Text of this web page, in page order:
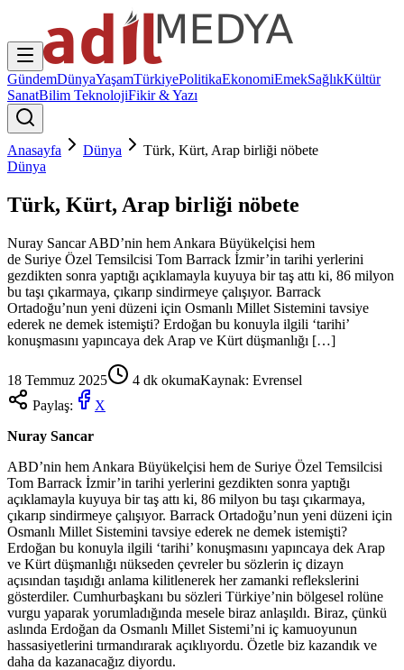
GündemDünyaYaşamTürkiyePolitikaEkonomiEmekSağlıkKültür
SanatBilim TeknolojiFikir & Yazı
Anasayfa Dünya
Türk, Kürt, Arap birliği nöbete
Dünya
Türk, Kürt, Arap birliği nöbete
Nuray Sancar ABD’nin hem Ankara Büyükelçisi hem
de Suriye Özel Temsilcisi Tom Barrack İzmir’in tarihi yerlerini
gezdikten sonra yaptığı açıklamayla kuyuya bir taş attı ki, 86 milyon
bu taşı çıkarmaya, çıkarıp sindirmeye çalışıyor. Barrack
Ortadoğu’nun yeni düzeni için Osmanlı Millet Sistemini tavsiye
ederek ne demek istemişti? Erdoğan bu konuyla ilgili ‘tarihi’
konuşmasını yapıncaya dek Arap ve Kürt düşmanlığı […]
18 Temmuz 2025 4 dk okumaKaynak: Evrensel
Paylaş:
X
Nuray Sancar
ABD’nin hem Ankara Büyükelçisi hem de Suriye Özel Temsilcisi
Tom Barrack İzmir’in tarihi yerlerini gezdikten sonra yaptığı
açıklamayla kuyuya bir taş attı ki, 86 milyon bu taşı çıkarmaya,
çıkarıp sindirmeye çalışıyor. Barrack Ortadoğu’nun yeni düzeni için
Osmanlı Millet Sistemini tavsiye ederek ne demek istemişti?
Erdoğan bu konuyla ilgili ‘tarihi’ konuşmasını yapıncaya dek Arap
ve Kürt düşmanlığı nükseden çevreler bu sözlerin iç dizayn
açısından taşıdığı anlama kilitlenerek her zamanki reflekslerini
gösterdiler. Cumhurbaşkanı bu sözleri Türkiye’nin bölgesel rolüne
vurgu yaparak yorumladığında mesele biraz anlaşıldı. Biraz, çünkü
aslında Erdoğan da Osmanlı Millet Sistemi’ni iç kamuoyunun
hassasiyetlerini tırmandırarak açıklıyordu. Özetle biz kazandık ve
daha da kazanacağız diyordu.